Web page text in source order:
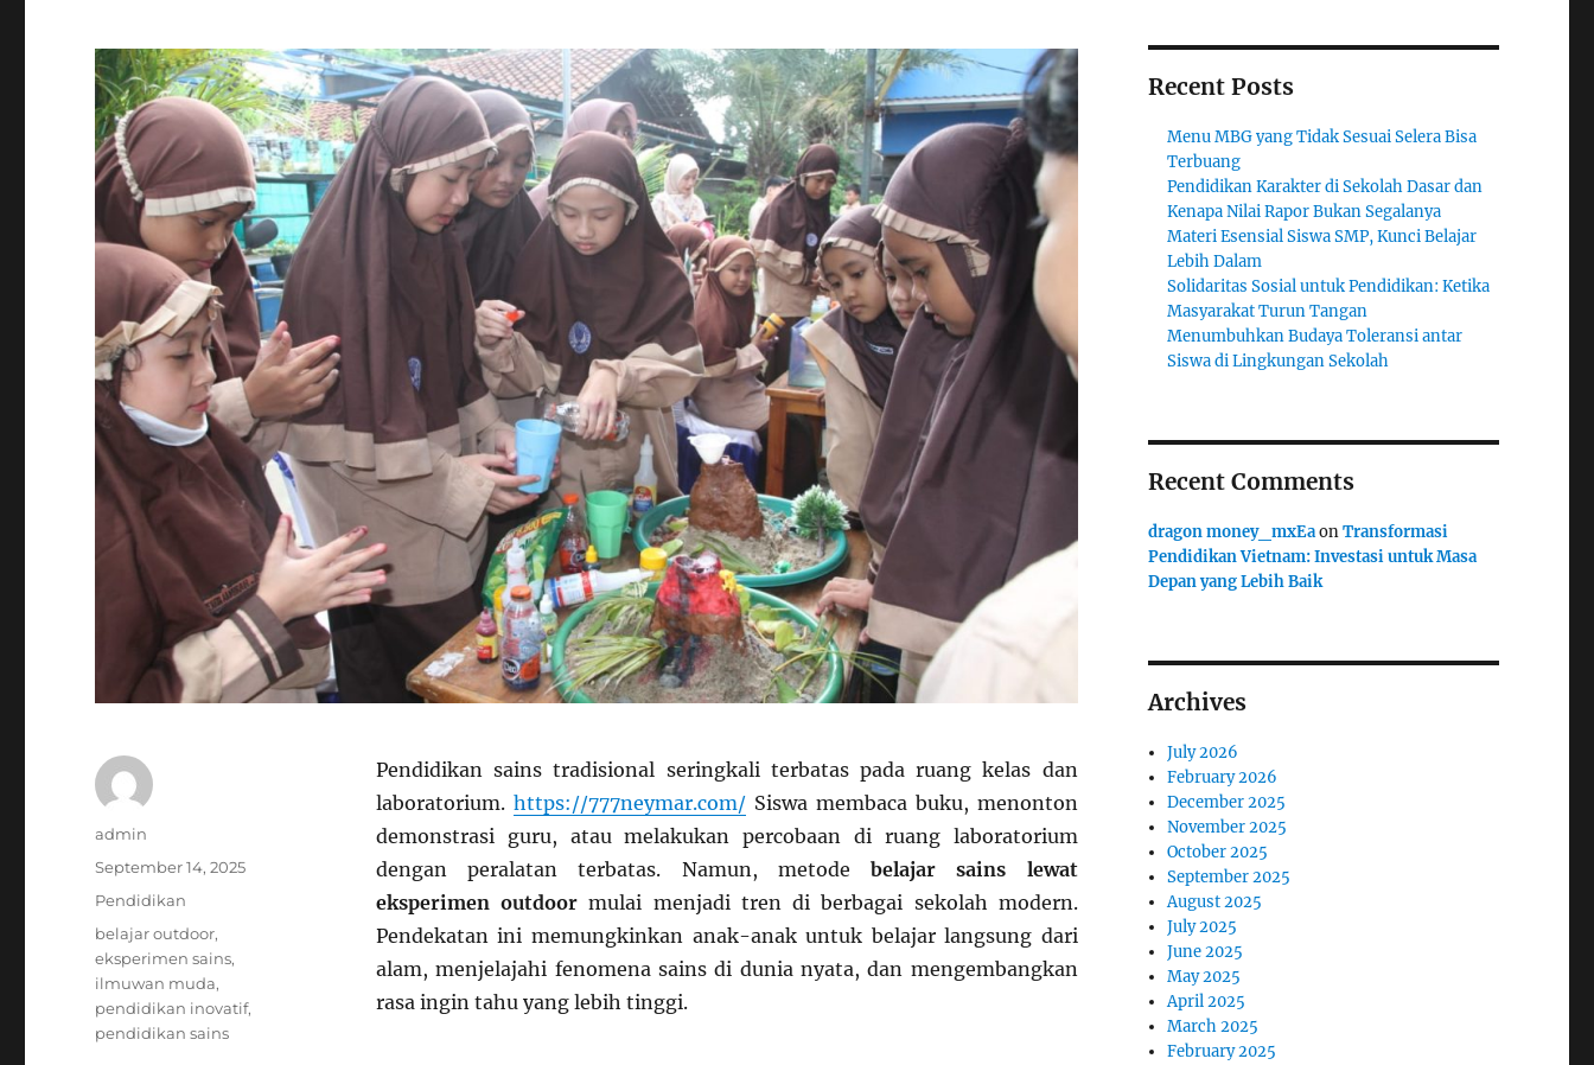
Pendidikan sains tradisional seringkali terbatas pada ruang kelas dan
laboratorium. https://777neymar.com/Siswa membaca buku, menonton
demonstrasi guru, atau melakukan percobaan di ruang laboratorium
dengan peralatan terbatas. Namun, metodebelajar sains lewat
eksperimen outdoor mulai menjadi tren di berbagai sekolah modern.
Pendekatan ini memungkinkan anak-anak untuk belajar langsung dari
alam, menjelajahi fenomena sains di dunia nyata, dan mengembangkan
rasa ingin tahu yang lebih tinggi.
Author
admin
Posted
September 14, 2025
Categories
Pendidikan
Tags
belajar outdoor,
eksperimen sains,
ilmuwan muda,
pendidikan inovatif,
pendidikan sains
Recent Posts
Menu MBG yang Tidak Sesuai Selera Bisa
Terbuang
Pendidikan Karakter di Sekolah Dasar dan
Kenapa Nilai Rapor Bukan Segalanya
Materi Esensial Siswa SMP, Kunci Belajar
Lebih Dalam
Solidaritas Sosial untuk Pendidikan: Ketika
Masyarakat Turun Tangan
Menumbuhkan Budaya Toleransi antar
Siswa di Lingkungan Sekolah
Recent Comments
dragon money_mxEaonTransformasi
Pendidikan Vietnam: Investasi untuk Masa
Depan yang Lebih Baik
Archives
July 2026
February 2026
December 2025
November 2025
October 2025
September 2025
August 2025
July 2025
June 2025
May 2025
April 2025
March 2025
February 2025